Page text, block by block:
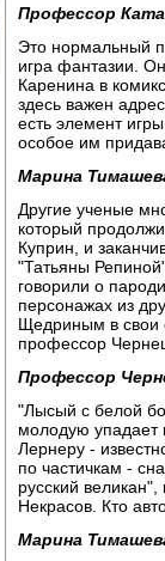
Профессор
Это нормальный
игра фантазии.
Каренина в
здесь важен
есть элемент
особое им
Марина
Другие ученые
который
Куприн, и
"Татьяны
говорили о
персонажах из
Щедриным в свои
профессор
Профессор
"Лысый с белой
молодую упадает
Лернеру -
по частичкам -
русский
Некрасов. Кто
Марина